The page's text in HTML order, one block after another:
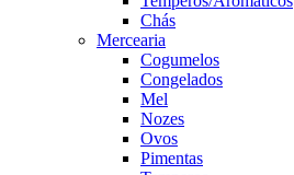
Chás
Mercearia
Cogumelos
Congelados
Mel
Nozes
Ovos
Pimentas